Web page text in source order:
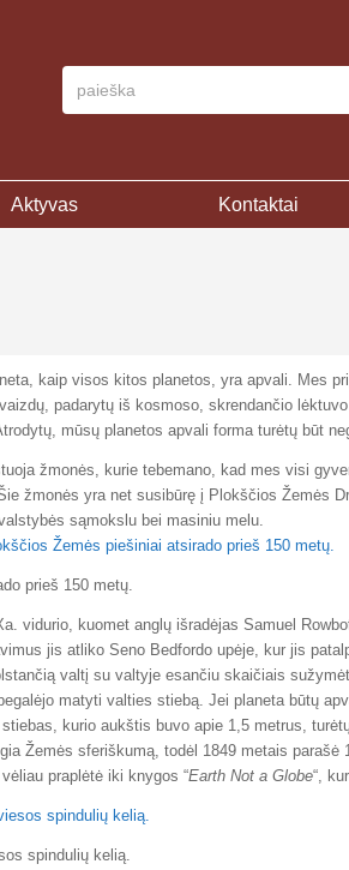
Aktyvas Kontaktai
kaip visos kitos planetos, yra apvali. Mes
padarytų iš kosmoso, skrendančio
mūsų planetos apvali forma turėtų būt
žmonės, kurie tebemano, kad mes visi
žmonės yra net susibūrę į Plokščios Žemės
sąmokslu bei masiniu melu.
prieš 150 metų.
vidurio, kuomet anglų išradėjas Samuel
jis atliko Seno Bedfordo upėje, kur jis
valtį su valtyje esančiu skaičiais
matyti valties stiebą. Jei planeta būtų
kurio aukštis buvo apie 1,5 metrus,
Žemės sferiškumą, todėl 1849 metais parašė
praplėtė iki knygos “Earth Not a Globe“,
spindulių kelią.